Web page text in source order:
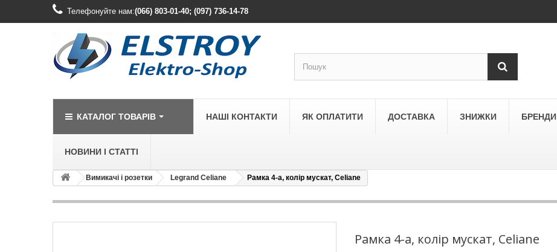
Телефонуйте нам:(066) 803-01-40; (097) 736-14-78
КАТАЛОГ ТОВАРІВ
LEGRAND
НАШІ КОНТАКТИ ЯК ОПЛАТИТИ ДОСТАВКА ЗНИЖКИ БРЕНДИ
НОВИНИ І СТАТТІ
Вимикачі і розетки Legrand Celiane Рамка 4-а, колір мускат, Celiane
Рамка 4-а, колір мускат, Celiane